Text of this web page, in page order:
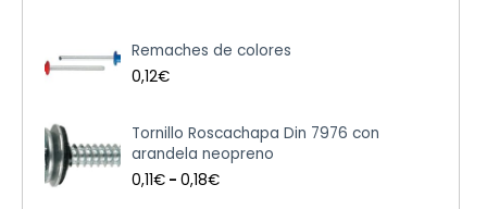
d
e
c
i
Remaches de colores
0,12€
Tornillo Roscachapa Din 7976 con
arandela neopreno
0,11€ - 0,18€
R
a
g